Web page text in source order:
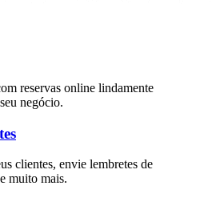
reservas online lindamente
negócio.
clientes, envie lembretes de
muito mais.